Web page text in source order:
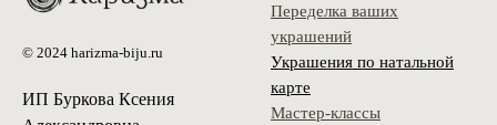
© 2024 harizma-biju.ru
ИП Буркова Ксения
Переделка ваших
украшений
Украшения по натальной
карте
Мастер-классы